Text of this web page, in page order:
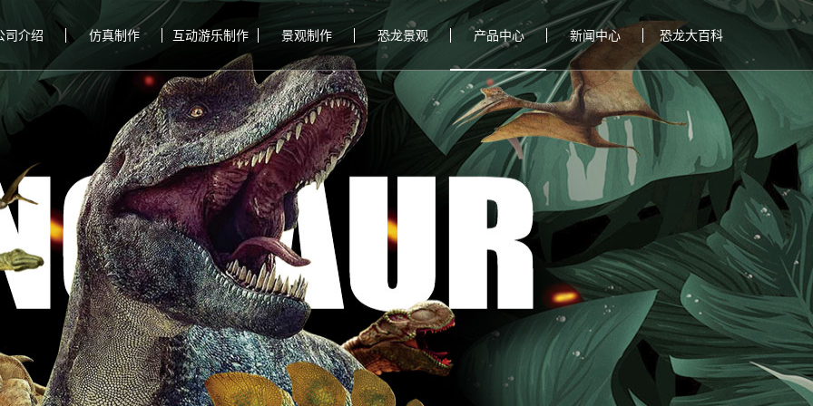
司介绍 仿真制作 互动游乐制作 景观制作 恐龙景观 产品中心 新闻中心 恐龙大百科